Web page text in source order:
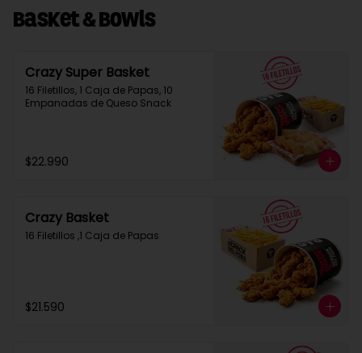
Basket & Bowls
Crazy Super Basket
16 Filetillos, 1 Caja de Papas, 10
Empanadas de Queso Snack
$22.990
Crazy Basket
16 Filetillos ,1 Caja de Papas
$21.590